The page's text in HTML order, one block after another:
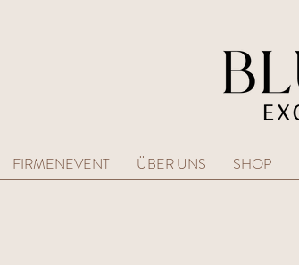
FIRMENEVENT ÜBER UNS SHOP